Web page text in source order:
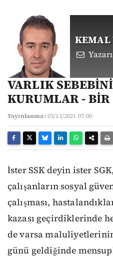
KEMAL
VARLIK
KURUMLAR -
Yayınlanma: 03/12/2021 07:00
İster SSK deyin ister
çalışanların sosyal
çalışması,
kazası geçirdiklerinde
de varsa
günü geldiğinde